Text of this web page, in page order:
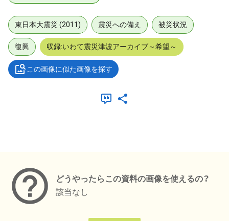
東日本大震災 (2011) 震災への備え 被災状況
復興 収録:いわて震災津波アーカイブ～希望～
この画像に似た画像を探す
どうやったらこの資料の画像を使えるの？
該当なし